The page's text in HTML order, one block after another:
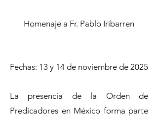
Homenaje a Fr. Pablo Iribarren
Fechas: 13 y 14 de noviembre de 2025
La presencia de la Orden de
Predicadores en México forma parte